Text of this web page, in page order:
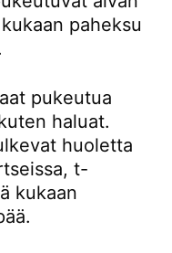
paheksu
pukeutua
haluat.
huoletta
t-
kukaan